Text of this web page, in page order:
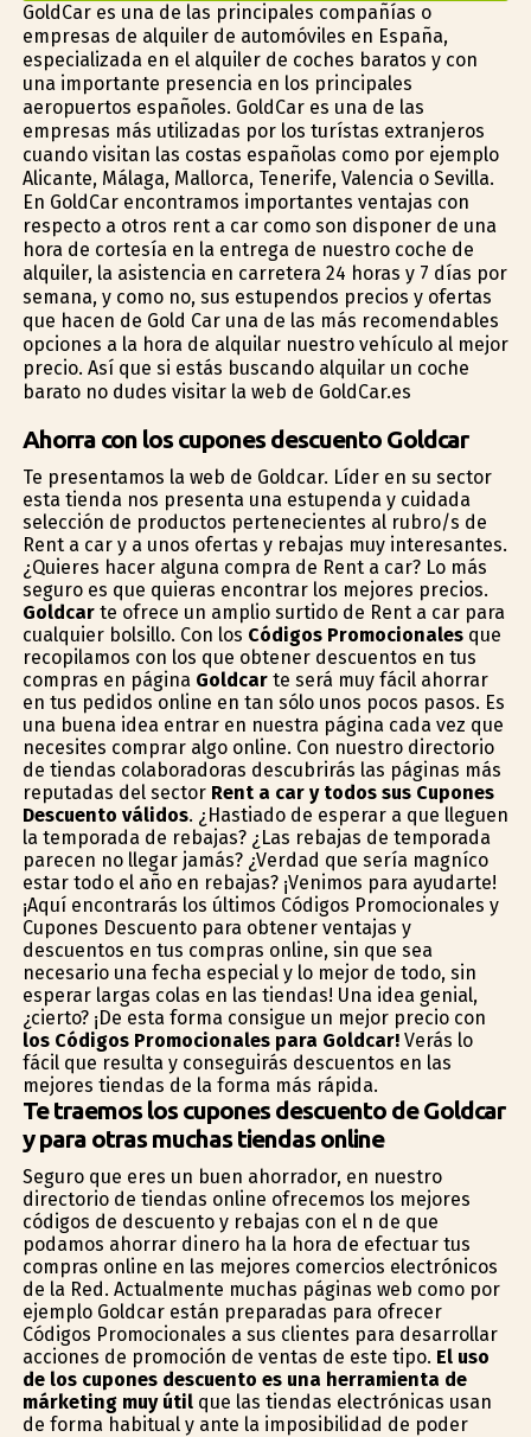
GoldCar es una de las principales compañías o
empresas de alquiler de automóviles en España,
especializada en el alquiler de coches baratos y con
una importante presencia en los principales
aeropuertos españoles. GoldCar es una de las
empresas más utilizadas por los turístas extranjeros
cuando visitan las costas españolas como por ejemplo
Alicante, Málaga, Mallorca, Tenerife, Valencia o Sevilla.
En GoldCar encontramos importantes ventajas con
respecto a otros rent a car como son disponer de una
hora de cortesía en la entrega de nuestro coche de
alquiler, la asistencia en carretera 24 horas y 7 días por
semana, y como no, sus estupendos precios y ofertas
que hacen de Gold Car una de las más recomendables
opciones a la hora de alquilar nuestro vehículo al mejor
precio. Así que si estás buscando alquilar un coche
barato no dudes visitar la web de GoldCar.es
Ahorra con los cupones descuento Goldcar
Te presentamos la web de Goldcar. Líder en su sector
esta tienda nos presenta una estupenda y cuidada
selección de productos pertenecientes al rubro/s de
Rent a car y a unos ofertas y rebajas muy interesantes.
¿Quieres hacer alguna compra de Rent a car? Lo más
seguro es que quieras encontrar los mejores precios.
Goldcarte ofrece un amplio surtido de Rent a car para
cualquier bolsillo. Con los Códigos Promocionalesque
recopilamos con los que obtener descuentos en tus
compras en página Goldcarte será muy fácil ahorrar
en tus pedidos online en tan sólo unos pocos pasos. Es
una buena idea entrar en nuestra página cada vez que
necesites comprar algo online. Con nuestro directorio
de tiendas colaboradoras descubrirás las páginas más
reputadas del sector Rent a car y todos sus Cupones
Descuento válidos. ¿Hastiado de esperar a que lleguen
la temporada de rebajas? ¿Las rebajas de temporada
parecen no llegar jamás? ¿Verdad que sería magnífico
estar todo el año en rebajas? ¡Venimos para ayudarte!
¡Aquí encontrarás los últimos Códigos Promocionales y
Cupones Descuento para obtener ventajas y
descuentos en tus compras online, sin que sea
necesario una fecha especial y lo mejor de todo, sin
esperar largas colas en las tiendas! Una idea genial,
¿cierto? ¡De esta forma consigue un mejor precio con
los Códigos Promocionales para Goldcar!Verás lo
fácil que resulta y conseguirás descuentos en las
mejores tiendas de la forma más rápida.
Te traemos los cupones descuento de Goldcar
y para otras muchas tiendas online
Seguro que eres un buen ahorrador, en nuestro
directorio de tiendas online ofrecemos los mejores
códigos de descuento y rebajas con el fin de que
podamos ahorrar dinero ha la hora de efectuar tus
compras online en las mejores comercios electrónicos
de la Red. Actualmente muchas páginas web como por
ejemplo Goldcar están preparadas para ofrecer
Códigos Promocionales a sus clientes para desarrollar
acciones de promoción de ventas de este tipo. El uso
de los cupones descuento es una herramienta de
márketing muy útilque las tiendas electrónicas usan
de forma habitual y ante la imposibilidad de poder